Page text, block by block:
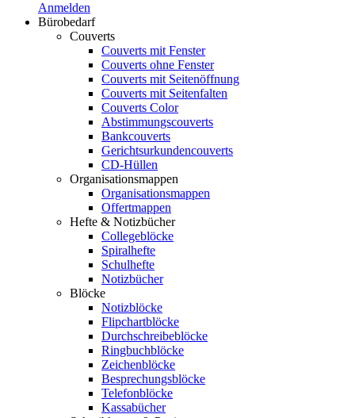
Anmelden
Bürobedarf
Couverts
Couverts mit Fenster
Couverts ohne Fenster
Couverts mit Seitenöffnung
Couverts mit Seitenfalten
Couverts Color
Abstimmungscouverts
Bankcouverts
Gerichtsurkundencouverts
CD-Hüllen
Organisationsmappen
Organisationsmappen
Offertmappen
Hefte & Notizbücher
Collegeblöcke
Spiralhefte
Schulhefte
Notizbücher
Blöcke
Notizblöcke
Flipchartblöcke
Durchschreibeblöcke
Ringbuchblöcke
Zeichenblöcke
Besprechungsblöcke
Telefonblöcke
Kassabücher